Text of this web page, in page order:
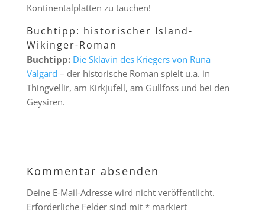
Kontinentalplatten zu tauchen!
Buchtipp: historischer Island-
Wikinger-Roman
Buchtipp:Die Sklavin des Kriegers von Runa
Valgard – der historische Roman spielt u.a. in
Thingvellir, am Kirkjufell, am Gullfoss und bei den
Geysiren.
Kommentar absenden
Deine E-Mail-Adresse wird nicht veröffentlicht.
Erforderliche Felder sind mit *markiert